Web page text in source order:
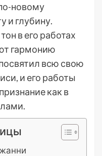
новому
и глубину.
в его работах
гармонию
всю свою
и его работы
как в